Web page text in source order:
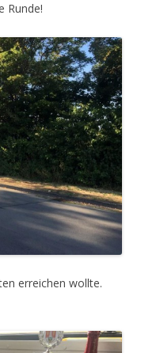
Runde!
erreichen wollte.